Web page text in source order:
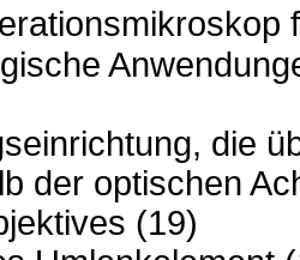
die
der optischen
(19)